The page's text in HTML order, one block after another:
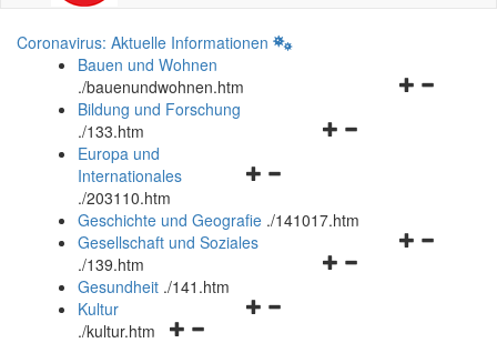
Coronavirus: Aktuelle Informationen
Bauen und Wohnen
./bauenundwohnen.htm
Navigationsmenü
Bildung und Forschung
./133.htm
Navigationsmenü
und
schließen
Europa und
Internationales
./203110.htm
Geschichte und Geografie ./141017.htm
Navigationsmenü
Gesellschaft und Soziales
./139.htm
Navigationsmenü
Gesundheit ./141.htm
Navigationsmenü
Kultur
./kultur.htm